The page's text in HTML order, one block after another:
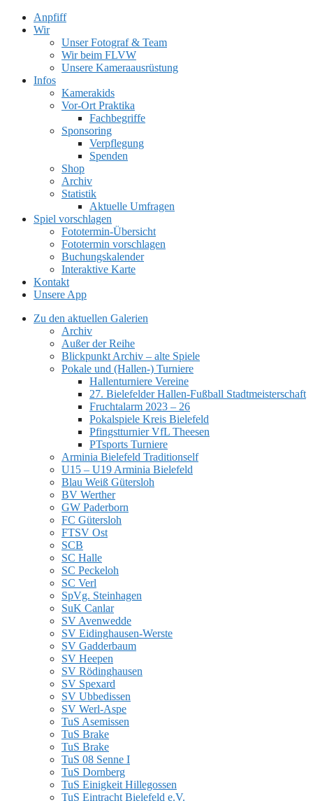
Anpfiff
Wir
Unser Fotograf & Team
Wir beim FLVW
Unsere Kameraausrüstung
Infos
Kamerakids
Vor-Ort Praktika
Fachbegriffe
Sponsoring
Verpflegung
Spenden
Shop
Archiv
Statistik
Aktuelle Umfragen
Spiel vorschlagen
Fototermin-Übersicht
Fototermin vorschlagen
Buchungskalender
Interaktive Karte
Kontakt
Unsere App
Zu den aktuellen Galerien
Archiv
Außer der Reihe
Blickpunkt Archiv – alte Spiele
Pokale und (Hallen-) Turniere
Hallenturniere Vereine
27. Bielefelder Hallen-Fußball Stadtmeisterschaft
Fruchtalarm 2023 – 26
Pokalspiele Kreis Bielefeld
Pfingstturnier VfL Theesen
PTsports Turniere
Arminia Bielefeld Traditionself
U15 – U19 Arminia Bielefeld
Blau Weiß Gütersloh
BV Werther
GW Paderborn
FC Gütersloh
FTSV Ost
SCB
SC Halle
SC Peckeloh
SC Verl
SpVg. Steinhagen
SuK Canlar
SV Avenwedde
SV Eidinghausen-Werste
SV Gadderbaum
SV Heepen
SV Rödinghausen
SV Spexard
SV Ubbedissen
SV Werl-Aspe
TuS Asemissen
TuS Brake
TuS Brake
TuS 08 Senne I
TuS Dornberg
TuS Einigkeit Hillegossen
TuS Eintracht Bielefeld e.V.